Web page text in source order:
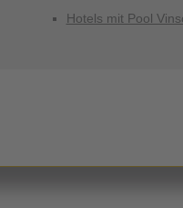
Hotels mit Pool